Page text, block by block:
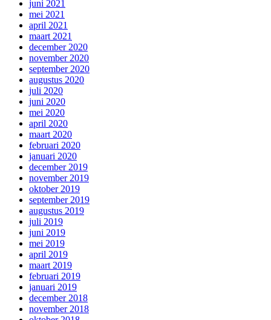
juni 2021
mei 2021
april 2021
maart 2021
december 2020
november 2020
september 2020
augustus 2020
juli 2020
juni 2020
mei 2020
april 2020
maart 2020
februari 2020
januari 2020
december 2019
november 2019
oktober 2019
september 2019
augustus 2019
juli 2019
juni 2019
mei 2019
april 2019
maart 2019
februari 2019
januari 2019
december 2018
november 2018